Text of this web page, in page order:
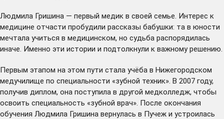
Людмила Гришина — первый медик в своей семье. Интерес к
медицине отчасти пробудили рассказы бабушки: та в юности
мечтала учиться в медицинском, но судьба распорядилась
иначе. Именно эти истории и подтолкнули к важному решению.
Первым этапом на этом пути стала учёба в Нижегородском
медучилище по специальности «зубной техник». В 2007 году,
получив диплом, она поступила в другой медколледж, чтобы
освоить специальность «зубной врач». После окончания
обучения Людмила Гришина вернулась в Пучеж и устроилась